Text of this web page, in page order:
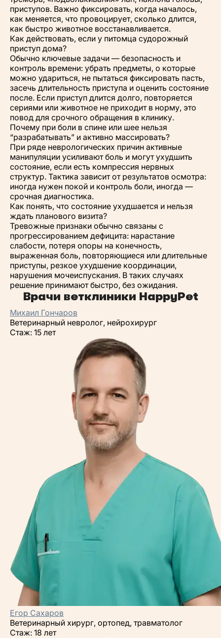
приступов. Важно фиксировать, когда началось,
как меняется, что провоцирует, сколько длится,
как быстро животное восстанавливается.
Как действовать, если у питомца судорожный
приступ дома?
Обычно ключевые задачи — безопасность и
контроль времени: убрать предметы, о которые
можно удариться, не пытаться фиксировать пасть,
засечь длительность приступа и оценить состояние
после. Если приступ длится долго, повторяется
сериями или животное не приходит в норму, это
повод для срочного обращения в клинику.
Почему при боли в спине или шее нельзя
“разрабатывать” и активно массировать?
При ряде неврологических причин активные
манипуляции усиливают боль и могут ухудшить
состояние, если есть компрессия нервных
структур. Тактика зависит от результатов осмотра:
иногда нужен покой и контроль боли, иногда —
срочная диагностика.
Как понять, что состояние ухудшается и нельзя
ждать планового визита?
Тревожные признаки обычно связаны с
прогрессированием дефицита: нарастание
слабости, потеря опоры на конечность,
выраженная боль, повторяющиеся или длительные
приступы, резкое ухудшение координации,
нарушения мочеиспускания. В таких случаях
решение принимают быстро, без ожидания.
Врачи ветклиники HappyPet
Михаил Гончаров
Ветеринарный невролог, нейрохирург
Стаж: 15 лет
Егор Сахаров
Ветеринарный хирург, ортопед, травматолог
Стаж: 18 лет